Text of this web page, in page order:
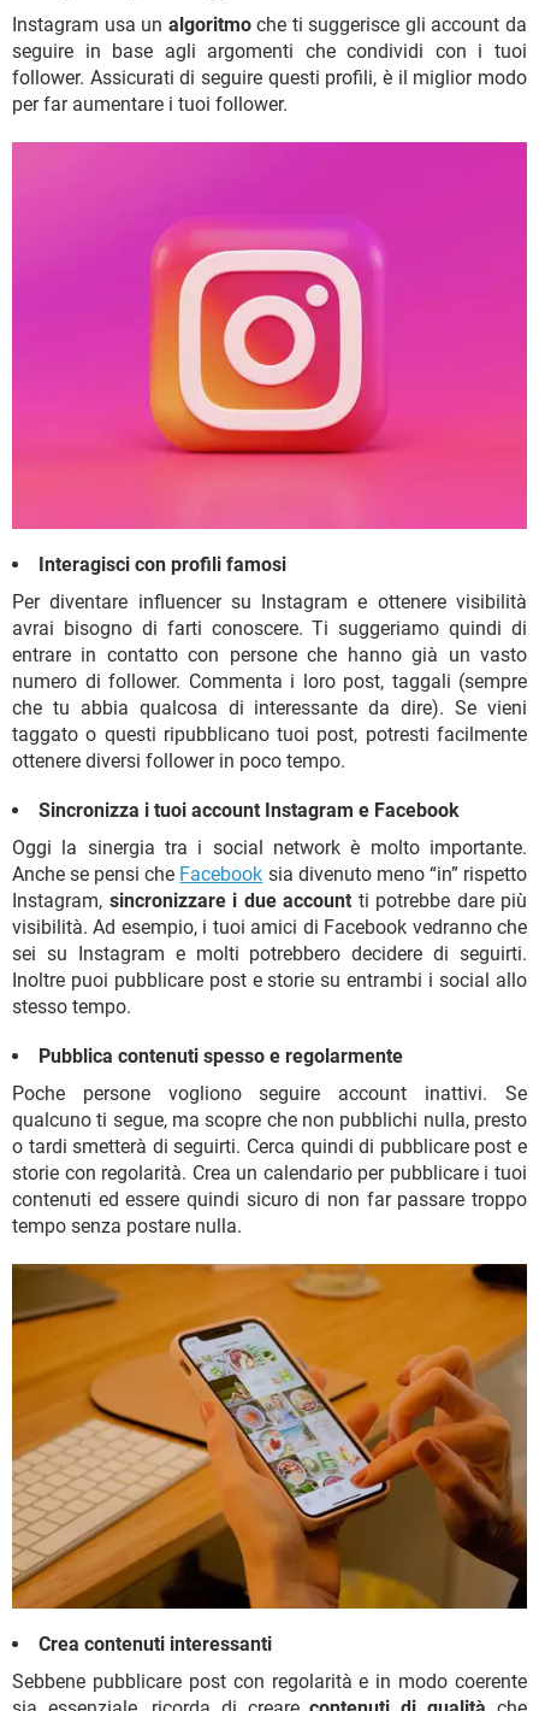
Instagram usa un algoritmoche ti suggerisce gli account da
seguire in base agli argomenti che condividi con i tuoi
follower. Assicurati di seguire questi profili, è il miglior modo
per far aumentare i tuoi follower.
Interagisci con profili famosi
Per diventare influencer su Instagram e ottenere visibilità
avrai bisogno di farti conoscere. Ti suggeriamo quindi di
entrare in contatto con persone che hanno già un vasto
numero di follower. Commenta i loro post, taggali (sempre
che tu abbia qualcosa di interessante da dire). Se vieni
taggato o questi ripubblicano tuoi post, potresti facilmente
ottenere diversi follower in poco tempo.
Sincronizza i tuoi account Instagram e Facebook
Oggi la sinergia tra i social network è molto importante.
Anche se pensi che Facebook sia divenuto meno “in” rispetto
Instagram, sincronizzare i due account ti potrebbe dare più
visibilità. Ad esempio, i tuoi amici di Facebook vedranno che
sei su Instagram e molti potrebbero decidere di seguirti.
Inoltre puoi pubblicare post e storie su entrambi i social allo
stesso tempo.
Pubblica contenuti spesso e regolarmente
Poche persone vogliono seguire account inattivi. Se
qualcuno ti segue, ma scopre che non pubblichi nulla, presto
o tardi smetterà di seguirti. Cerca quindi di pubblicare post e
storie con regolarità. Crea un calendario per pubblicare i tuoi
contenuti ed essere quindi sicuro di non far passare troppo
tempo senza postare nulla.
Crea contenuti interessanti
Sebbene pubblicare post con regolarità e in modo coerente